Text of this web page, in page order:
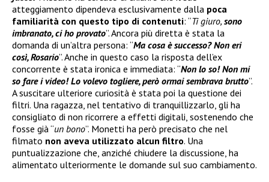
atteggiamento dipendeva esclusivamente dalla poca
familiarità con questo tipo di contenuti: “Ti giuro, sono
imbranato, ci ho provato”. Ancora più diretta è stata la
domanda di un’altra persona: “Ma cosa è successo? Non eri
così, Rosario”. Anche in questo caso la risposta dell’ex
concorrente è stata ironica e immediata: “Non lo so! Non mi
so fare i video! Lo volevo togliere, però ormai sembrava brutto”.
A suscitare ulteriore curiosità è stata poi la questione dei
filtri. Una ragazza, nel tentativo di tranquillizzarlo, gli ha
consigliato di non ricorrere a effetti digitali, sostenendo che
fosse già “un bono”. Monetti ha però precisato che nel
filmato non aveva utilizzato alcun filtro. Una
puntualizzazione che, anziché chiudere la discussione, ha
alimentato ulteriormente le domande sul suo cambiamento.